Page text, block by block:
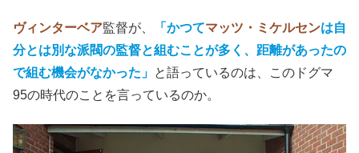
ヴィンターベア監督が、 「かつてマッツ・ミケルセンは自
分とは別な派閥の監督と組むことが多く、距離があったの
で組む機会がなかった」 と語っているのは、このドグマ
95の時代のことを言っているのか。